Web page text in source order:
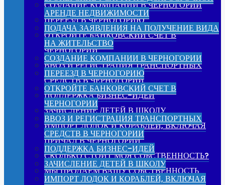
СОЗДАНИЕ КОМПАНИИ В ЧЕРНОГОРИИ
ПЕРЕЕЗД В ЧЕРНОГОРИЮ
ОТКРОЙТЕ БАНКОВСКИЙ СЧЕТ В
ЧЕРНОГОРИИ
ВВОЗ И РЕГИСТРАЦИЯ ТРАНСПОРТНЫХ
СРЕДСТВ В ЧЕРНОГОРИИ
ПОДДЕРЖКА БИЗНЕС-ИДЕЙ
ЗАЧИСЛЕНИЕ ДЕТЕЙ В ШКОЛУ
ИМПОРТ ЛОДОК И КОРАБЛЕЙ, ВКЛЮЧАЯ
ПРИЧАЛ В ЧЕРНОГОРИИ
СКОЛЬКО СТОИТ МОЯ СОБСТВЕННОСТЬ?
МЫ ПРОДАЕМ ВАШУ СОБСТВЕННОСТЬ
АРЕНДЕ НЕДВИЖИМОСТИ
ПОДАЧА ЗАЯВЛЕНИЯ НА ПОЛУЧЕНИЕ ВИДА
НА ЖИТЕЛЬСТВО
СОЗДАНИЕ КОМПАНИИ В ЧЕРНОГОРИИ
ПЕРЕЕЗД В ЧЕРНОГОРИЮ
ОТКРОЙТЕ БАНКОВСКИЙ СЧЕТ В
ЧЕРНОГОРИИ
ВВОЗ И РЕГИСТРАЦИЯ ТРАНСПОРТНЫХ
СРЕДСТВ В ЧЕРНОГОРИИ
ПОДДЕРЖКА БИЗНЕС-ИДЕЙ
ЗАЧИСЛЕНИЕ ДЕТЕЙ В ШКОЛУ
ИМПОРТ ЛОДОК И КОРАБЛЕЙ, ВКЛЮЧАЯ